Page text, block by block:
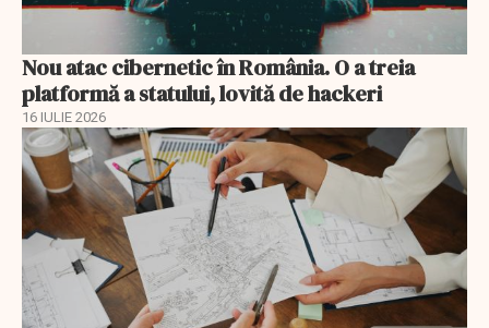
Nou atac cibernetic în România. O a treia
platformă a statului, lovită de hackeri
16 IULIE 2026